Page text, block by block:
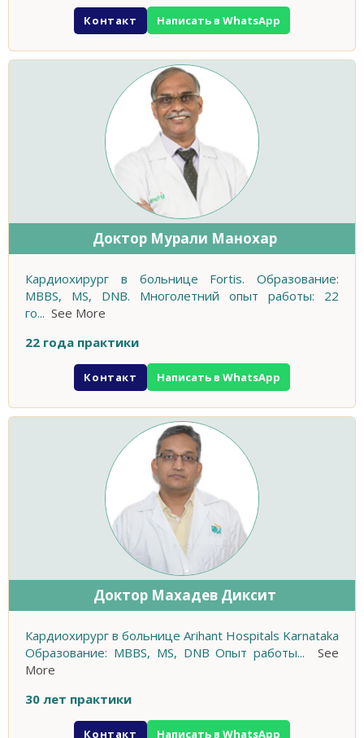
Контакт Написать в WhatsApp
Доктор Мурали Манохар
Кардиохирург в больнице Fortis. Образование:
MBBS, MS, DNB. Многолетний опыт работы: 22
го... See More
22 года практики
Контакт Написать в WhatsApp
Доктор Махадев Диксит
Кардиохирург в больнице Arihant Hospitals Karnataka
Образование: MBBS, MS, DNB Опыт работы...
See
More
30 лет практики
Контакт Написать в WhatsApp